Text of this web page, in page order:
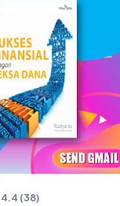
4.4 (38)